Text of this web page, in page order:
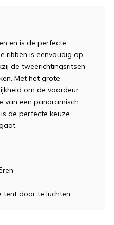
en is de perfecte
ribben is eenvoudig op
zij de tweerichtingsritsen
Met het grote
ijkheid om de voordeur
van een panoramisch
is de perfecte keuze
.
tent door te luchten